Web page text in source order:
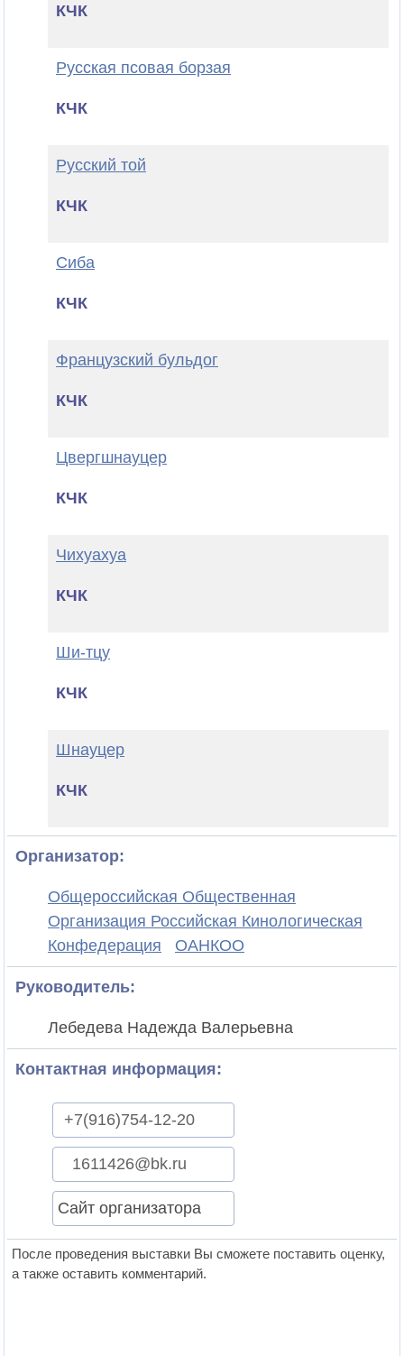
КЧК
Русская псовая борзая
КЧК
Русский той
КЧК
Сиба
КЧК
Французский бульдог
КЧК
Цвергшнауцер
КЧК
Чихуахуа
КЧК
Ши-тцу
КЧК
Шнауцер
КЧК
Организатор:
Общероссийская Общественная
Организация Российская Кинологическая
Конфедерация
ОАНКОО
Руководитель:
Лебедева Надежда Валерьевна
Контактная информация:
+7(916)754-12-20
1611426@bk.ru
Сайт организатора
После проведения выставки Вы сможете поставить оценку,
а также оставить комментарий.